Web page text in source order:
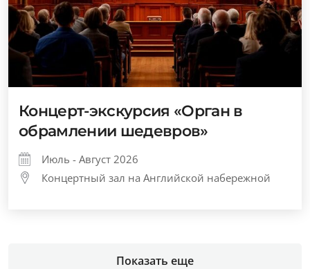
Концерт-экскурсия «Орган в
обрамлении шедевров»
Июль - Август 2026
Концертный зал на Английской набережной
Показать еще